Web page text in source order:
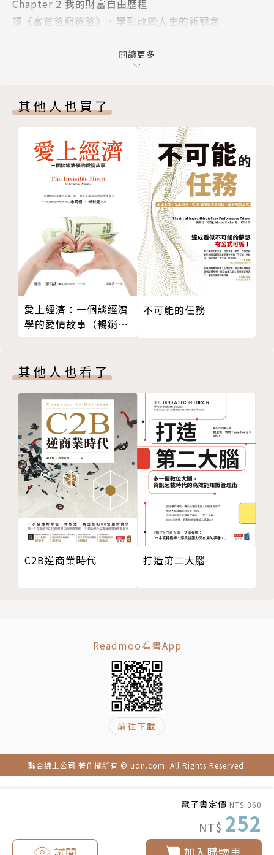
電子書定價 NT$ 360
NT$ 252
入」的目標達成率。
正常不僅得了糖尿病，甚至患上重度憂鬱症，嚴重到無
多年來長遠布局，使得他們當時被動收入已大於家庭支
出，早就財富自由，先生本來就隨時可以「主動」提早
退休。
或許有人會覺得，科技業薪水高，當然可以財富自由。
真的是這樣嗎？有多少高薪的人，還身陷高額房貸、家
計負擔，或者為籌措孩子未來教育費用，而不敢想像自
己何時才能退休？事實上，薪資高低並非主因，有計劃
的分配、運用有限的上班族薪水，打造出被動收入系
統，才是真正的關鍵。
在這本書中，作者提供自身曾經使用過的公式與表格，
只要會加減乘除、會填表格，就能開始為自己做出邁向
自由的「第一份金錢計畫藍圖」。
許多上班族遇到的困境與難處，在十方家都遇到過。本
書循序漸進一一解開上班族的諸多痛點，包含：
【上班族痛點一】不知到底要賺多少才夠？存到多少可
以提早退出江湖？
每個人目標金額不同，一個公式套進去算就好。
而且算完後，很多人會發現，離可以退休不像原以為的
那麼遠！
【上班族痛點二】賺的錢很固定、很有限，根本沒剩多
少怎麼辦？
三大漏財風險健檢。
現金流？
挖掘你的三大隱藏資產，找出被你閒置的錢，並且善用
【上班族痛點四】餘錢怎麼投資，才能最有效率加速累
存在5%年報酬率的工具，退休金花都花不完，工具就
但是要怎麼投資，需掌握幾個關鍵訣竅。
書中舉出5個激勵人心的真實故事，沒有高學歷、家計
Chapter 2 我的財富自由歷程
讀《富爸爸窮爸爸》，學到改變人生的新觀念
創造第二收入、第三收入
學習投資， 讀書、上課持續不斷
被動收入目標調高到250萬，7年後遠遠破表
Chapter 3 那些不再為錢煩惱的人
3年存到100萬的護理師
建教畢業低薪出身，28歲身價破800萬
一份薪水養全家，還默默存股致富的老師
Chapter 4 盤點篇：身家健檢與目標缺口計算
退休，如同提一桶水出發前往沙漠
製作資產負債表，計算出你的淨身價
製作收入支出表，確認你的儲蓄率
退休階段兩大生活風險預告
一個公式，算出退休準備金缺口
精打細算，對抗生病風險
少？
Chapter 5 執行篇（上）：存錢與找錢
上班族理財三大困難點
不用記帳，也能輕鬆掌握總支出的方法
挖出閒置資產1：從你的保單找錢
挖出閒置資產2：從你的房子找錢
挖出閒置資產3：從你自己身上找錢
Chapter 6 執行篇（下）：把錢養大
傳說中投報率5％的賺錢管道，究竟在哪裡？
租金價差兩頭賺的房子，怎麼買？
退休存股，怎麼選股？
Chapter 7 拔除窮思維，允許自己創富
傳說中投報率5％的賺錢管道，究竟在哪裡？
累積手感，從實戰中建立自己的富信念
具箱：金錢信念檢核表
Chapter 8 長壽時代，提早部署「心理資產」
長壽的百歲世代，是祝福還是詛咒？
退休金準備有方，心理素質的帳戶有入帳嗎？
金錢、健康與內在成長，全都不能犧牲、不能等
Chapter 9 新世界的理財觀
時調整藍圖目標
特別收錄
4.意想不到的理財障礙—師長與朋友
閱讀更多
其他人也買了
愛上經濟：一個談經濟
學的愛情故事（暢銷紀
不可能的任務
其他人也看了
C2B逆商業時代 打造第二大腦
Readmoo看書App
前往下載
聯合線上公司 著作權所有 © udn.com. All Rights Reserved.